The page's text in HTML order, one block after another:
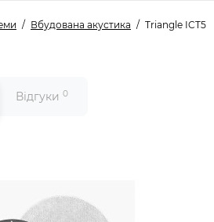
Вбудована акустика Triangle ICT5
Відгуки 0